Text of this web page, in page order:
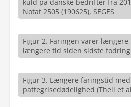
Notat 2505 (190625), SEGES
Figur 2. Faringen varer
længere tid siden sidste fodring
Figur 3. Længere faringstid
pattegrisedødelighed (Theil et